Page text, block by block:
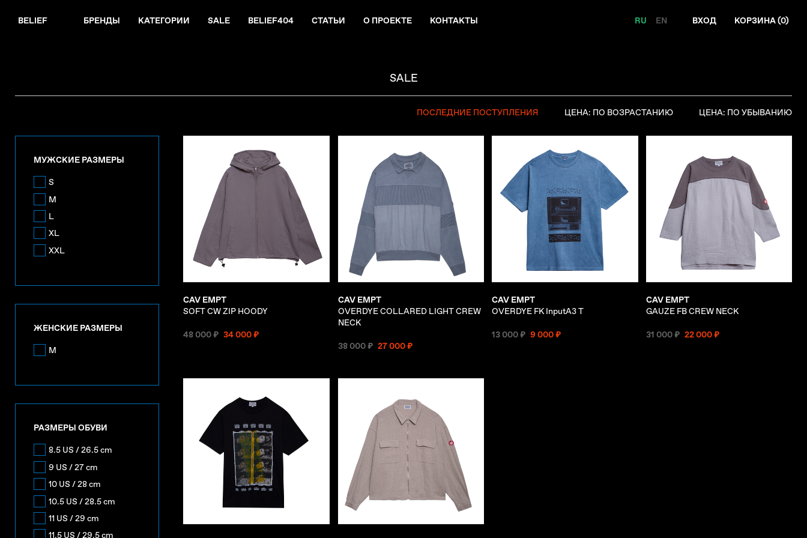
BELIEF БРЕНДЫ КАТЕГОРИИ SALE BELIEF404 СТАТЬИ О ПРОЕКТЕ КОНТАКТЫ RU EN ВХОД КОРЗИНА (0)
SALE
ПОСЛЕДНИЕ ПОСТУПЛЕНИЯ ЦЕНА: ПО ВОЗРАСТАНИЮ ЦЕНА: ПО УБЫВАНИЮ
МУЖСКИЕ РАЗМЕРЫ
S
M
L
XL
XXL
ЖЕНСКИЕ РАЗМЕРЫ
M
РАЗМЕРЫ ОБУВИ
8.5 US / 26.5 cm
9 US / 27 cm
10 US / 28 cm
10.5 US / 28.5 cm
11 US / 29 cm
11.5 US / 29.5 cm
CAV EMPT
SOFT CW ZIP HOODY
48 000 ₽ 34 000 ₽
CAV EMPT
OVERDYE COLLARED LIGHT CREW
NECK
38 000 ₽ 27 000 ₽
CAV EMPT
OVERDYE FK InputA3 T
13 000 ₽ 9 000 ₽
CAV EMPT
GAUZE FB CREW NECK
31 000 ₽ 22 000 ₽